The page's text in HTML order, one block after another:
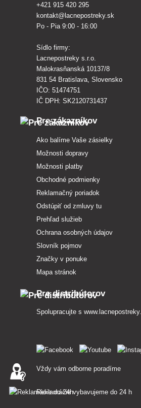
+421 915 420 295
kontakt@lacnepostreky.sk
Po - Pia 9:00 - 16:00
Sídlo firmy:
Lacnepostreky s.r.o.
Malokrasňanská 10137/8
831 54 Bratislava, Slovensko
IČO: 51474751
IČ DPH: SK2120731437
Pre zákazníkov
Ako balíme Vaše zásielky
Možnosti dopravy
Možnosti platby
Obchodné podmienky
Reklamačný poriadok
Odstúpiť od zmluvy tu
Prehľad služieb
Ochrana osobných údajov
Slovník pojmov
Značky v ponuke
Mapa stránok
Pre distribútorov
Spolupracujte s
Vždy vám odborne poradíme
Reklamácie vybavujeme do 24 h